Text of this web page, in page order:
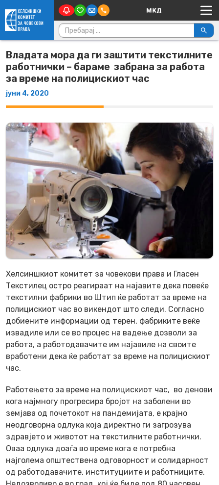
Skip to content Main Navigation
Пребарувај за:
Владата мора да ги заштити текстилните
работнички – бараме забрана за работа
за време на полицискиот час
јуни 4, 2020
Хелсиншкиот комитет за човекови права и Гласен
Текстилец остро реагираат на најавите дека повеќе
текстилни фабрики во Штип ќе работат за време на
полицискиот час во викендот што следи. Согласно
добиените информации од терен, фабриките веќе
извадиле или се во процес на вадење дозволи за
работа, а работодавачите им најавиле на своите
вработени дека ќе работат за време на полицискиот
час.
Работењето за време на полицискиот час, во денови
кога најмногу прогресира бројот на заболени во
земјава од почетокот на пандемијата, е крајно
неодговорна одлука која директно ги загрозува
здравјето и животот на текстилните работнички.
Оваа одлука доаѓа во време кога е потребна
најголема општествена одговорност и солидарност
од работодавачите, институциите и работниците.